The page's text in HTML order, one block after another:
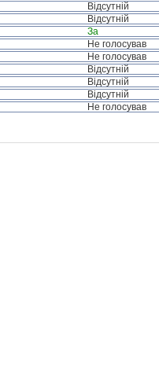
Відсутній
Відсутній
За
Не голосував
Не голосував
Відсутній
Відсутній
Відсутній
Не голосував